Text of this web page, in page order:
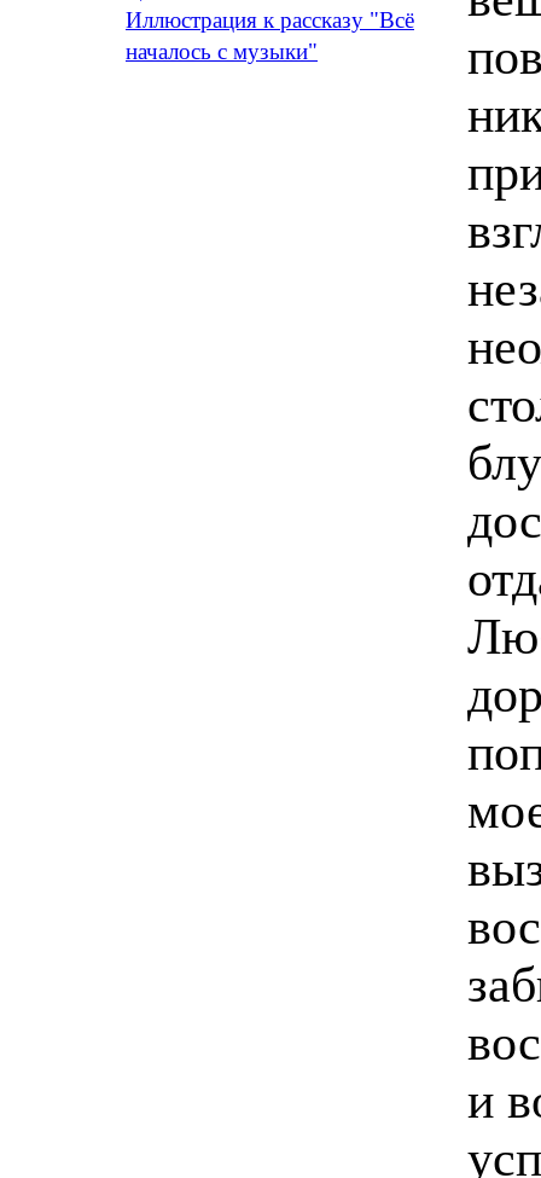
Иллюстрация к рассказу "Всё
началось с музыки"
и